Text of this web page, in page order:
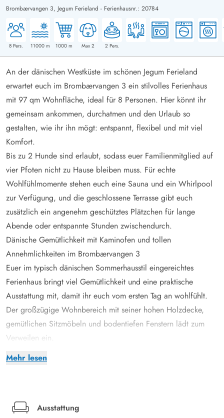
Brombærvangen 3, Jegum Ferieland - Ferienhausnr.: 20784
8 Pers. 11000m 1000 m Max 2 2 Pers.
Mehr lesen
An der dänischen Westküste im schönen Jegum Ferieland
erwartet euch im Brombærvangen 3 ein stilvolles Ferienhaus
mit 97 qm Wohnfläche, ideal für 8 Personen. Hier könnt ihr
gemeinsam ankommen, durchatmen und den Urlaub so
gestalten, wie ihr ihn mögt: entspannt, flexibel und mit viel
Komfort.
Bis zu 2 Hunde sind erlaubt, sodass euer Familienmitglied auf
vier Pfoten nicht zu Hause bleiben muss. Für echte
Wohlfühlmomente stehen euch eine Sauna und ein Whirlpool
zur Verfügung, und die geschlossene Terrasse gibt euch
zusätzlich ein angenehm geschütztes Plätzchen für lange
Abende oder entspannte Stunden zwischendurch.
Dänische Gemütlichkeit mit Kaminofen und tollen
Annehmlichkeiten im Brombærvangen 3
Euer im typisch dänischen Sommerhausstil eingereichtes
Ferienhaus bringt viel Gemütlichkeit und eine praktische
Ausstattung mit, damit ihr euch vom ersten Tag an wohlfühlt.
Der großzügige Wohnbereich mit seiner hohen Holzdecke,
gemütlichen Sitzmöbeln und bodentiefen Fenstern lädt zum
Verweilen ein.
Der Fernseher sorgt für Unterhaltung, während der Kaminofen
gemeinsames Kochen Spaß, auch wenn ihr mit mehreren
Ausstattung